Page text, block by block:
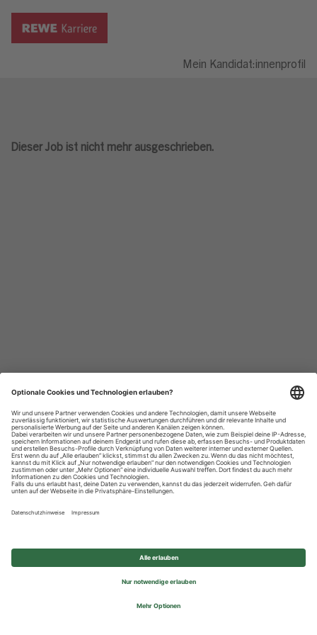
Mein Kandidat:innenprofil
Dieser Job ist nicht mehr ausgeschrieben.
Datenschutzhinweise
Impressum
Privatsphäre-Einstellungen
© 2026 REWE Group - All rights reserved